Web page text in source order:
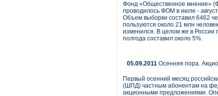
Фонд «Общественное мнение»
проводилось ФОМ в июле -
Объем выборки составил 6462
пользуются около 21 млн
изменился. В целом же в России
полгода составил около 5%.
05.09.2011 Осенняя пора.
Первый осенний месяц
(ШПД) частным абонентам на
акционными предложениями.